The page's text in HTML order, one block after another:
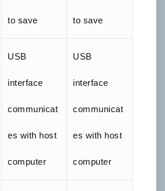
to save to save
USB
interface
communicat
es with host
computer
USB
interface
communicat
es with host
computer